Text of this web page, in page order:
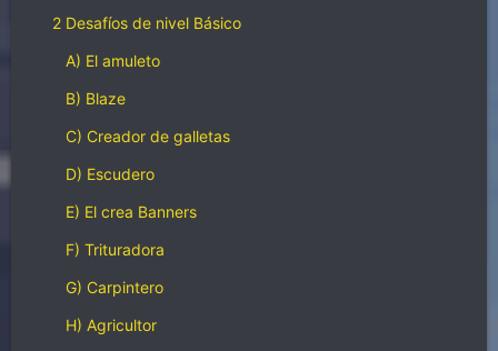
2 Desafíos de nivel Básico
A) El amuleto
B) Blaze
C) Creador de galletas
D) Escudero
E) El crea Banners
F) Trituradora
G) Carpintero
H) Agricultor